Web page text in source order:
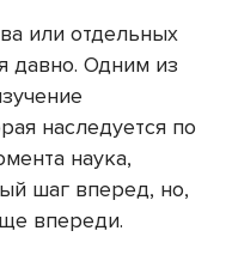
или отдельных
давно. Одним из
наследуется по
наука,
шаг вперед, но,
впереди.